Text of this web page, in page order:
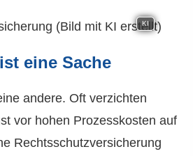
KI
eine Sache
andere. Oft verzichten
vor hohen Prozesskosten auf
Rechts­schutz­ver­si­che­rung